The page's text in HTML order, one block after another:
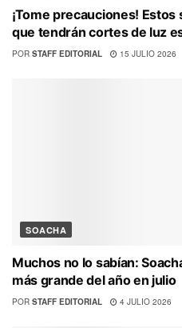
¡Tome precauciones!
que tendrán cortes de luz
POR STAFF EDITORIAL 15 JULIO 2026
SOACHA
Muchos no lo sabían:
más grande del año en julio
POR STAFF EDITORIAL 4 JULIO 2026